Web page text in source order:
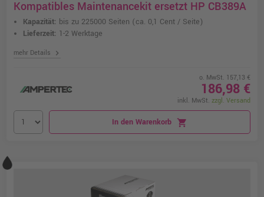
Kompatibles Maintenancekit ersetzt HP CB389A
Kapazität: bis zu 225000 Seiten (ca. 0,1 Cent / Seite)
Lieferzeit: 1-2 Werktage
mehr Details chevron_right
o. MwSt. 157,13 €
186,98 €
inkl. MwSt. zzgl. Versand
In den Warenkorb shopping_cart